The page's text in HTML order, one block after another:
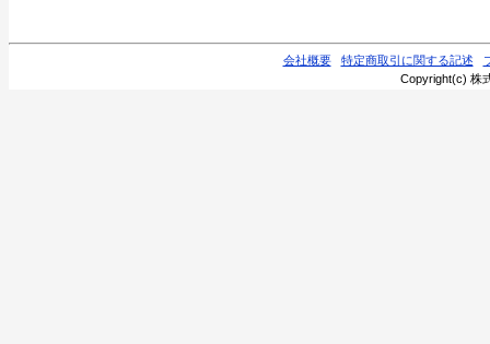
会社概要 特定商取引に関する記述
Copyright(c) 株